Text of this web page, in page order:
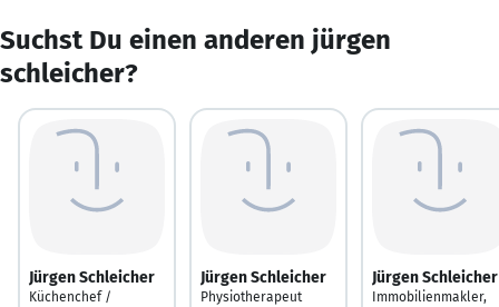
Suchst Du einen anderen jürgen
schleicher?
Jürgen Schleicher
Küchenchef /
Jürgen Schleicher
Physiotherapeut
Jürgen Schleicher
Immobilienmakler,